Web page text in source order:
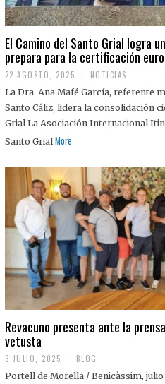
El Camino del Santo Grial logra
prepara para la certificación
22 AGOSTO, 2025
2
A
G
O
S
2
5
NOTICIAS
La Dra. Ana Mafé García, referente
Santo Cáliz, lidera la consolidación
Grial La Asociación Internacional
Santo Grial More
Revacuno presenta ante la
vetusta
3 JULIO, 2025
J
BLOG
Portell de Morella / Benicàssim, julio